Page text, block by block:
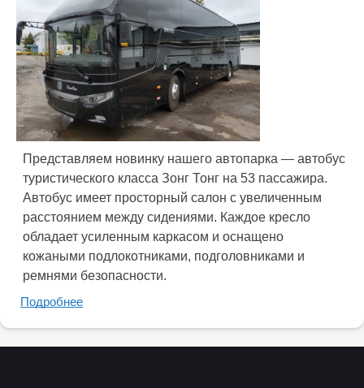
Представляем новинку нашего автопарка — автобус
туристического класса Зонг Тонг на 53 пассажира.
Автобус имеет просторный салон с увеличенным
расстоянием между сидениями. Каждое кресло
обладает усиленным каркасом и оснащено
кожаными подлокотниками, подголовниками и
ремнями безопасности.
Подробнее